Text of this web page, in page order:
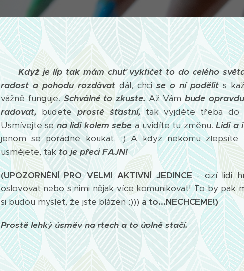
Když je líp tak mám chuť vykřičet to do celého
radost a pohodu rozdávatdál, chcise o ní podělit s
vážně funguje.Schválně to zkuste.Až Vámbude
radovat, budeteprostě šťastní,tak vyjděte třeba
Usmívejte sena lidi kolem sebea uvidíte tu změnu.Lidi a
jenom se pořádně koukat. :) A když někomu
usmějete, takto je přeci FAJN!
(UPOZORNĚNÍ PRO VELMI AKTIVNÍ JEDINCE- cizí lidi
oslovovat nebo s nimi nějak více komunikovat! To by pak
si budou myslet, že jste blázen :))) a to...NECHCEME!)
Prostě lehký úsměv na rtech a to úplně stačí.